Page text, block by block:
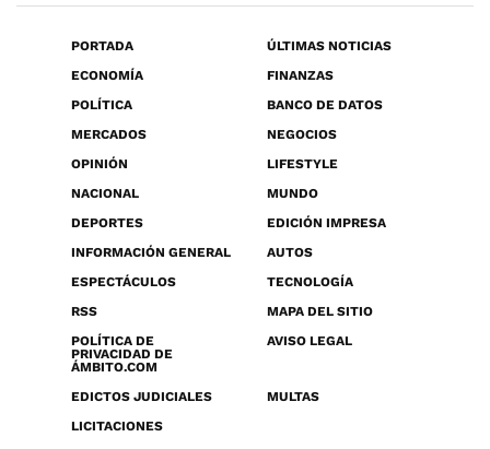
PORTADA
ÚLTIMAS NOTICIAS
ECONOMÍA
FINANZAS
POLÍTICA
BANCO DE DATOS
MERCADOS
NEGOCIOS
OPINIÓN
LIFESTYLE
NACIONAL
MUNDO
DEPORTES
EDICIÓN IMPRESA
INFORMACIÓN GENERAL
AUTOS
ESPECTÁCULOS
TECNOLOGÍA
RSS
MAPA DEL SITIO
POLÍTICA DE
PRIVACIDAD DE
ÁMBITO.COM
AVISO LEGAL
EDICTOS JUDICIALES
MULTAS
LICITACIONES